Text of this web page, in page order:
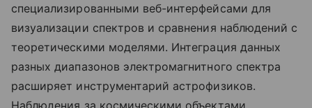
специализированными веб-интерфейсами для
визуализации спектров и сравнения наблюдений с
теоретическими моделями. Интеграция данных
разных диапазонов электромагнитного спектра
расширяет инструментарий астрофизиков.
Наблюдения за космическими объектами